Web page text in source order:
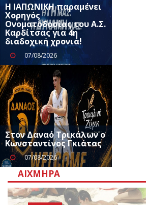
Η ΙΑΠΩΝΙΚΗ παραμένει
Χορηγός
Ονοματοδοσίας του Α.Σ.
Καρδίτσας για 4η
διαδοχική χρονιά!
07/08/2026
Στον Δαναό Τρικάλων ο
Κωνσταντίνος Γκιάτας
07/08/2026
ΑΙΧΜΗΡΆ